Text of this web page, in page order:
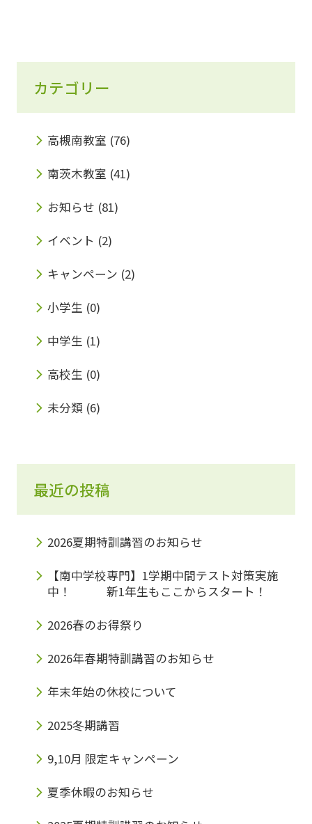
カテゴリー
高槻南教室 (76)
南茨木教室 (41)
お知らせ (81)
イベント (2)
キャンペーン (2)
小学生 (0)
中学生 (1)
高校生 (0)
未分類 (6)
最近の投稿
2026夏期特訓講習のお知らせ
【南中学校専門】1学期中間テスト対策実施
中！ 新1年生もここからスタート！
2026春のお得祭り
2026年春期特訓講習のお知らせ
年末年始の休校について
2025冬期講習
9,10月 限定キャンペーン
夏季休暇のお知らせ